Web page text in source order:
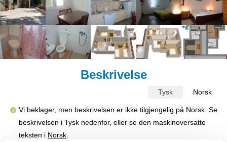
Beskrivelse
Tysk Norsk
Vi beklager, men beskrivelsen er ikke tilgjengelig på Norsk. Se
beskrivelsen i Tysk nedenfor, eller se den maskinoversatte
teksten i Norsk